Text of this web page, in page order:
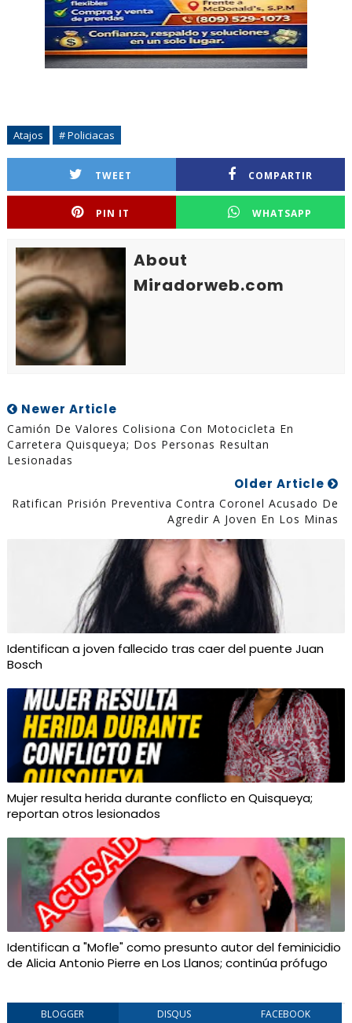
Atajos # Policiacas
TWEET COMPARTIR
PIN IT WHATSAPP
About
Miradorweb.com
Newer Article
Camión De Valores Colisiona Con Motocicleta En
Carretera Quisqueya; Dos Personas Resultan
Lesionadas
Older Article
Ratifican Prisión Preventiva Contra Coronel Acusado De
Agredir A Joven En Los Minas
Identifican a joven fallecido tras caer del puente Juan
Bosch
Mujer resulta herida durante conflicto en Quisqueya;
reportan otros lesionados
Identifican a "Mofle" como presunto autor del feminicidio
de Alicia Antonio Pierre en Los Llanos; continúa prófugo
BLOGGER DISQUS FACEBOOK